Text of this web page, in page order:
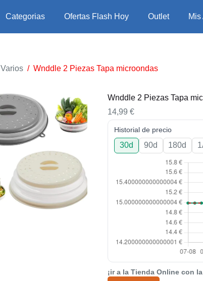
Categorias Ofertas Flash Hoy Outlet Mis
Varios / Wnddle 2 Piezas Tapa microondas
Wnddle 2 Piezas Tapa
14,99€
Historial de precio
30d 90d 180d
¡ir a la Tienda Online con